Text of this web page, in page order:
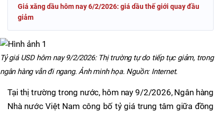
Giá xăng dầu hôm nay 6/2/2026: giá dầu thế giới quay đầu
giảm
Tỷ giá USD hôm nay 9/2/2026: Thị trường tự do tiếp tục giảm, trong
ngân hàng vẫn đi ngang. Ảnh minh họa. Nguồn: Internet.
Tại thị trường trong nước, hôm nay 9/2/2026, Ngân hàng
Nhà nước Việt Nam công bố tỷ giá trung tâm giữa đồng